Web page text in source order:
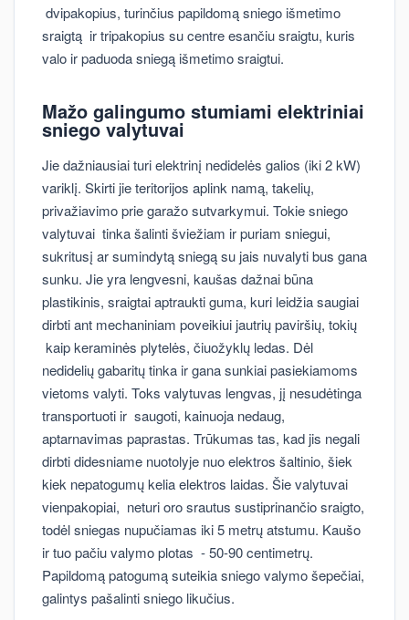
dvipakopius, turinčius papildomą sniego išmetimo
sraigtą ir tripakopius su centre esančiu sraigtu, kuris
valo ir paduoda sniegą išmetimo sraigtui.
Mažo galingumo stumiami elektriniai
sniego valytuvai
Jie dažniausiai turi elektrinį nedidelės galios (iki 2 kW)
variklį. Skirti jie teritorijos aplink namą, takelių,
privažiavimo prie garažo sutvarkymui. Tokie sniego
valytuvai tinka šalinti šviežiam ir puriam sniegui,
sukritusį ar sumindytą sniegą su jais nuvalyti bus gana
sunku. Jie yra lengvesni, kaušas dažnai būna
plastikinis, sraigtai aptraukti guma, kuri leidžia saugiai
dirbti ant mechaniniam poveikiui jautrių paviršių, tokių
kaip keraminės plytelės, čiuožyklų ledas. Dėl
nedidelių gabaritų tinka ir gana sunkiai pasiekiamoms
vietoms valyti. Toks valytuvas lengvas, jį nesudėtinga
transportuoti ir saugoti, kainuoja nedaug,
aptarnavimas paprastas. Trūkumas tas, kad jis negali
dirbti didesniame nuotolyje nuo elektros šaltinio, šiek
kiek nepatogumų kelia elektros laidas. Šie valytuvai
vienpakopiai, neturi oro srautus sustiprinančio sraigto,
todėl sniegas nupučiamas iki 5 metrų atstumu. Kaušo
ir tuo pačiu valymo plotas - 50-90 centimetrų.
Papildomą patogumą suteikia sniego valymo šepečiai,
galintys pašalinti sniego likučius.